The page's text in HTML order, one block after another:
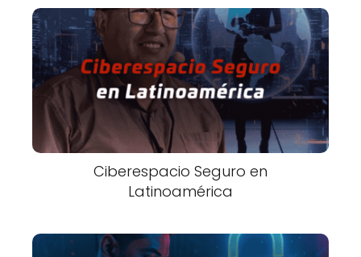
Ciberespacio Seguro en
Latinoamérica